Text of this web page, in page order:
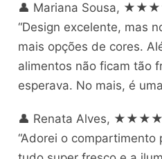
👤 Mariana Sousa,
“Design excelente, mas
mais opções de cores.
alimentos não ficam tão
esperava. No mais, é
👤 Renata Alves,
“Adorei o compartimento